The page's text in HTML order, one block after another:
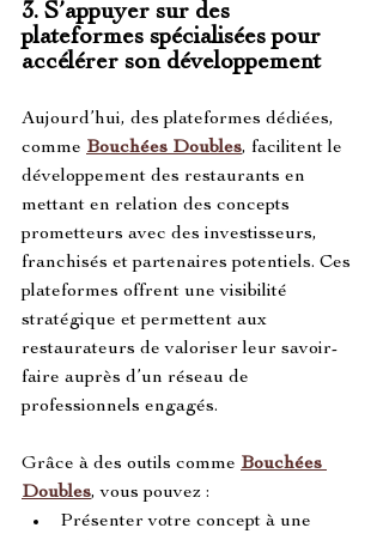
3. S’appuyer sur des
plateformes spécialisées pour
accélérer son développement
Aujourd’hui, des plateformes dédiées,
comme Bouchées Doubles, facilitent le
développement des restaurants en
mettant en relation des concepts
prometteurs avec des investisseurs,
franchisés et partenaires potentiels. Ces
plateformes offrent une visibilité
stratégique et permettent aux
restaurateurs de valoriser leur savoir-
faire auprès d’un réseau de
professionnels engagés.
Grâce à des outils comme Bouchées
Doubles, vous pouvez :
Présenter votre concept à une